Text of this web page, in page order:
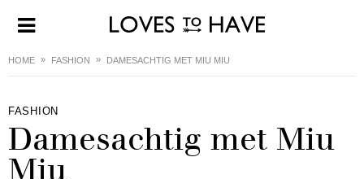
HOME FASHION DAMESACHTIG MET MIU MIU
FASHION
Damesachtig met Miu
Miu